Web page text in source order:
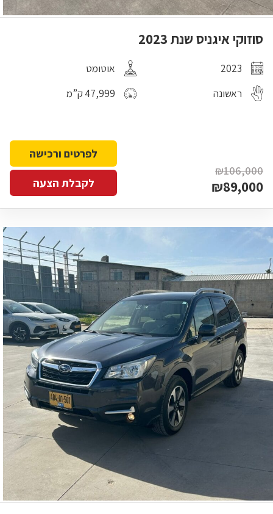
סוזוקי איגניס שנת 2023
2023
אוטומט
ראשונה
47,999 ק”מ
₪106,000
₪89,000
לפרטים ורכישה
לקבלת הצעה